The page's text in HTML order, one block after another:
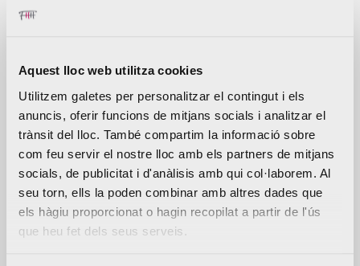
Aquest lloc web utilitza cookies
Utilitzem galetes per personalitzar el contingut i els
anuncis, oferir funcions de mitjans socials i analitzar el
trànsit del lloc. També compartim la informació sobre
com feu servir el nostre lloc amb els partners de mitjans
socials, de publicitat i d'anàlisis amb qui col·laborem. Al
seu torn, ells la poden combinar amb altres dades que
els hàgiu proporcionat o hagin recopilat a partir de l'ús
que heu fet dels seus serveis.
amb la col·laboració del pianista rus establit a Itàlia
Boris Petrushansky.
El curs se celebrarà en el Conservatori Superior de
Música Joaquín Rodrigo del 14 al 18 de juliol. El 19 de
juliol els alumnes actius del curs participaran en el
recital final que s’organitzarà a València, en el Centre
Cultural la Beneficència.
Les sis ajudes aportades per la Fundació Hortensia